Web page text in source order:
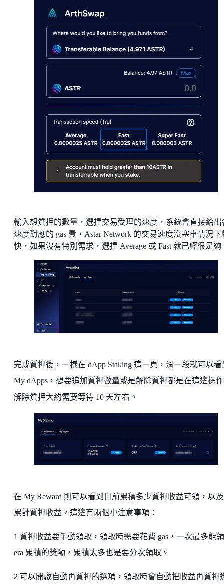
輸入想質押的數量，選擇交易受理的速度，系統會直接給出
速度對應的 gas 費，Astar Network 的交易速度沒塞車情況下
快，如果沒有特別需求，選擇 Average 或 Fast 就已經很足夠
完成質押後，一樣在 dApp Staking 這一頁，滑一段就可以看
My dApps，想要追加質押數量或是解除質押都是在這邊操
解除質押大約需要等待 10 天左右。
在 My Reward 則可以看到目前累積多少質押收益可領，以
累計質押收益。這邊有兩個小注意事項：
1 質押收益要手動領取，領取時需要花費 gas，一次最多能
era 累積的獎勵，累積太多也是要分次領取。
2 可以開啟自動再質押的選項，領取時會自動把收益再質押